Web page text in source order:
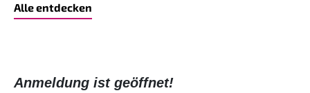
Alle entdecken
Anmeldung ist geöffnet!